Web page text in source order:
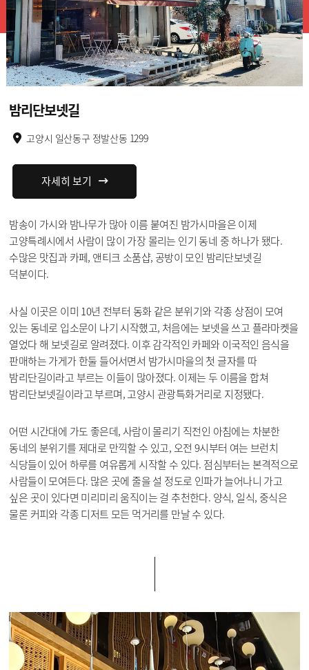
밤리단보넷길
고양시 일산동구 정발산동 1299
자세히 보기
밤송이 가시와 밤나무가 많아 이름 붙여진 밤가시마을은 이제
고양특례시에서 사람이 많이 가장 몰리는 인기 동네 중 하나가 됐다.
수많은 맛집과 카페, 앤티크 소품샵, 공방이 모인 밤리단보넷길
덕분이다.
사실 이곳은 이미 10년 전부터 동화 같은 분위기와 각종 상점이 모여
있는 동네로 입소문이 나기 시작했고, 처음에는 보넷을 쓰고 플라마켓을
열었다 해 보넷길로 알려졌다. 이후 감각적인 카페와 이국적인 음식을
판매하는 가게가 한둘 들어서면서 밤가시마을의 첫 글자를 따
밤리단길이라고 부르는 이들이 많아졌다. 이제는 두 이름을 합쳐
밤리단보넷길이라고 부르며, 고양시 관광특화거리로 지정됐다.
어떤 시간대에 가도 좋은데, 사람이 몰리기 직전인 아침에는 차분한
동네의 분위기를 제대로 만끽할 수 있고, 오전 9시부터 여는 브런치
식당들이 있어 하루를 여유롭게 시작할 수 있다. 점심부터는 본격적으로
사람들이 모여든다. 많은 곳에 줄을 설 정도로 인파가 늘어나니 가고
싶은 곳이 있다면 미리미리 움직이는 걸 추천한다. 양식, 일식, 중식은
물론 커피와 각종 디저트 모든 먹거리를 만날 수 있다.